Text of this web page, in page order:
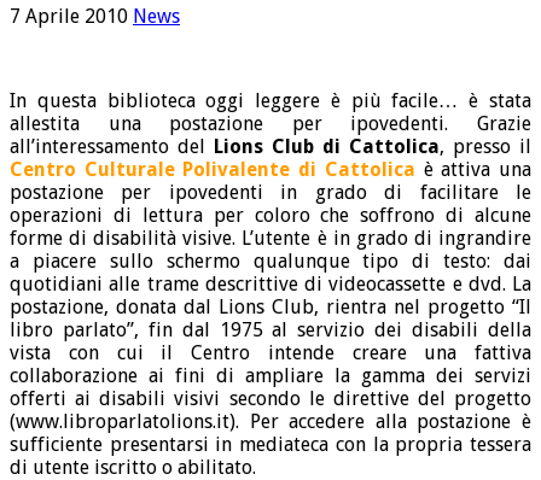
7 Aprile 2010 News
In questa biblioteca oggi leggere è più facile… è stata
allestita una postazione per ipovedenti. Grazie
all’interessamento del Lions Club di Cattolica, presso il
Centro Culturale Polivalente di Cattolica è attiva una
postazione per ipovedenti in grado di facilitare le
operazioni di lettura per coloro che soffrono di alcune
forme di disabilità visive. L’utente è in grado di ingrandire
a piacere sullo schermo qualunque tipo di testo: dai
quotidiani alle trame descrittive di videocassette e dvd. La
postazione, donata dal Lions Club, rientra nel progetto “Il
libro parlato”, fin dal 1975 al servizio dei disabili della
vista con cui il Centro intende creare una fattiva
collaborazione ai fini di ampliare la gamma dei servizi
offerti ai disabili visivi secondo le direttive del progetto
(www.libroparlatolions.it). Per accedere alla postazione è
sufficiente presentarsi in mediateca con la propria tessera
di utente iscritto o abilitato.